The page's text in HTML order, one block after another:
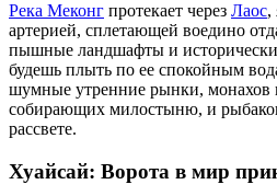
Река Меконг протекает через Лаос,
артерией, сплетающей воедино
пышные ландшафты и
будешь плыть по ее спокойным
шумные утренние рынки, монахов
собирающих милостыню, и
рассвете.
Хуайсай: Ворота в мир